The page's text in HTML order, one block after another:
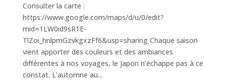
Consulter la carte :
https://www.google.com/maps/d/u/0/edit?
mid=1LW0id9sR1E-
TlZoi_hnlpmGzvkgxzFf6&usp=sharing Chaque saison
vient apporter des couleurs et des ambiances
différentes à nos voyages, le Japon n’échappe pas à ce
constat. L’automne au...